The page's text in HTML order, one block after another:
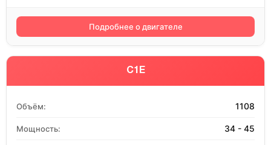
Подробнее о двигателе
C1E
Объём: 1108
Мощность: 34 - 45